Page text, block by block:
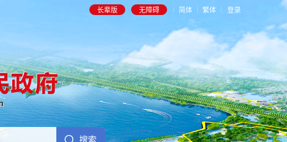
长辈版 无障碍 简体 繁体 登录